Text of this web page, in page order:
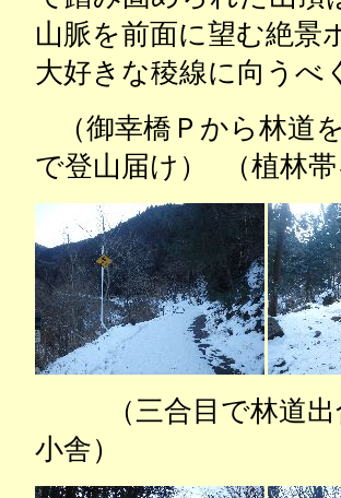
山脈を前面に望む絶景
大好きな稜線に向うべ
（御幸橋Ｐから林道
で登山届け） （植林
（三合目で
小舎） （